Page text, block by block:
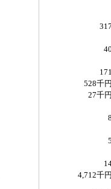
528千
27千
4,712千